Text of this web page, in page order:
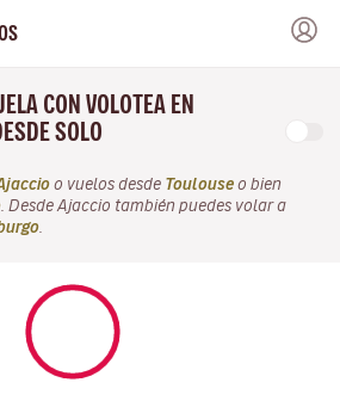
CON VOLOTEA EN
SOLO
o vuelos desde Toulouse o bien
. Desde Ajaccio también puedes volar a